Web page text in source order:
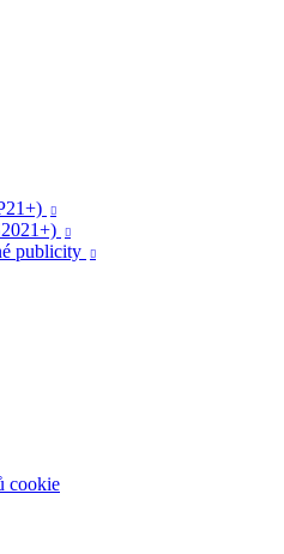


publicity 
cookie